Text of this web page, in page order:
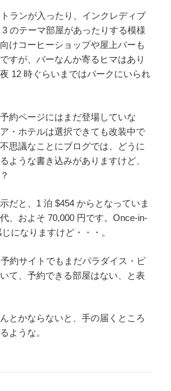
ランが入ったり、インクレディブ
のテーマ部屋があったりする模様
けコーヒーショップや屋上バーも
すが、バーなんか寄るヒマはあり
12 時ぐらいまではパークにいられ
約ページにはまだ登場していな
・ホテルは選択できても改装中で
思議なことにブログでは、どうに
ような書き込みがありますけど、
だと、1 泊 $454 からとなっていま
、およそ 70,000 円です。Once-in-
になりますけど・・・。
約サイトでもまだパラダイス・ピ
て、予約できる部屋はない、と表
とかならないと、手の届くところ
ような。